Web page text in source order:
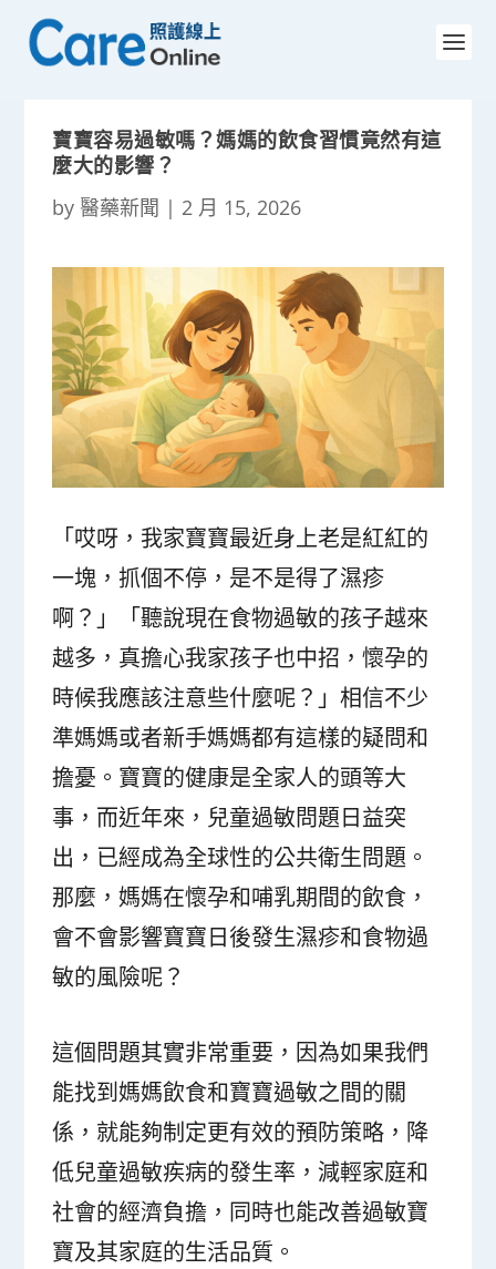
寶寶容易過敏嗎？媽媽的飲食習慣竟然有這
麼大的影響？
by 醫藥新聞 | 2 月 15, 2026
「哎呀，我家寶寶最近身上老是紅紅的
一塊，抓個不停，是不是得了濕疹
啊？」「聽說現在食物過敏的孩子越來
越多，真擔心我家孩子也中招，懷孕的
時候我應該注意些什麼呢？」相信不少
準媽媽或者新手媽媽都有這樣的疑問和
擔憂。寶寶的健康是全家人的頭等大
事，而近年來，兒童過敏問題日益突
出，已經成為全球性的公共衛生問題。
那麼，媽媽在懷孕和哺乳期間的飲食，
會不會影響寶寶日後發生濕疹和食物過
敏的風險呢？
這個問題其實非常重要，因為如果我們
能找到媽媽飲食和寶寶過敏之間的關
係，就能夠制定更有效的預防策略，降
低兒童過敏疾病的發生率，減輕家庭和
社會的經濟負擔，同時也能改善過敏寶
寶及其家庭的生活品質。